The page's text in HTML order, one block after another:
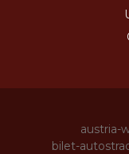
austria-
bilet-